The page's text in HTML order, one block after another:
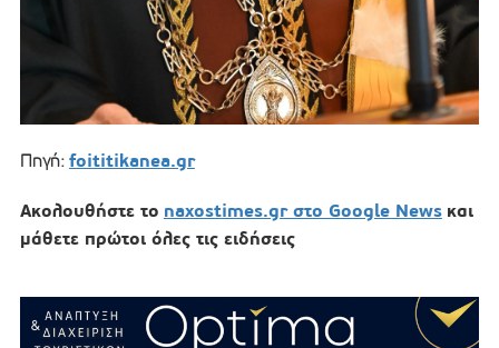
Πηγή: foititikanea.gr
Ακολουθήστε το naxostimes.gr στο Google News και
μάθετε πρώτοι όλες τις ειδήσεις